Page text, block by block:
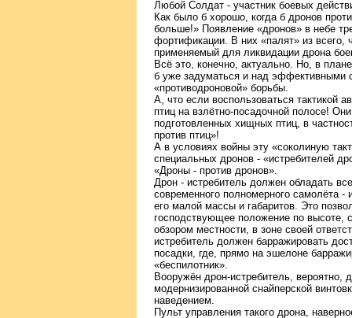
Любой Солдат - участник боевых
Как было б хорошо, когда б дронов
больше!» Появление «дронов» в небе
фортификации. В них «палят» из
применяемый для ликвидации дрона
Всё это, конечно, актуально. Но, в
б уже задуматься и над эффективными
«противодроновой» борьбы.
А, что если воспользоваться тактикой
птиц на взлётно-посадочной полосе!
подготовленных хищных птиц, в
против птиц»!
А в условиях войны эту «соколиную
специальных дронов - «истребителей
«Дроны - против дронов».
Дрон - истребитель должен обладать
современного полномерного самолёта -
его малой массы и габаритов. Это
господствующее положение по высоте,
обзором местности, в зоне своей
истребитель должен барражировать
посадки, где, прямо на эшелоне
«беспилотник».
Вооружён дрон-истребитель,
модернизированной снайперской
наведением.
Пульт управления такого дрона,